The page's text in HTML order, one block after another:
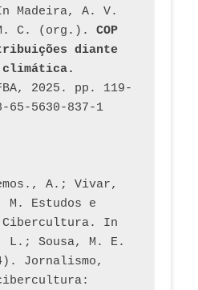
Madeira, A. V.
C. (org.). COP
diante
climática.
2025. pp. 119-
65-5630-837-1
A.; Vivar,
Estudos e
Cibercultura. In
L.; Sousa, M. E.
Jornalismo,